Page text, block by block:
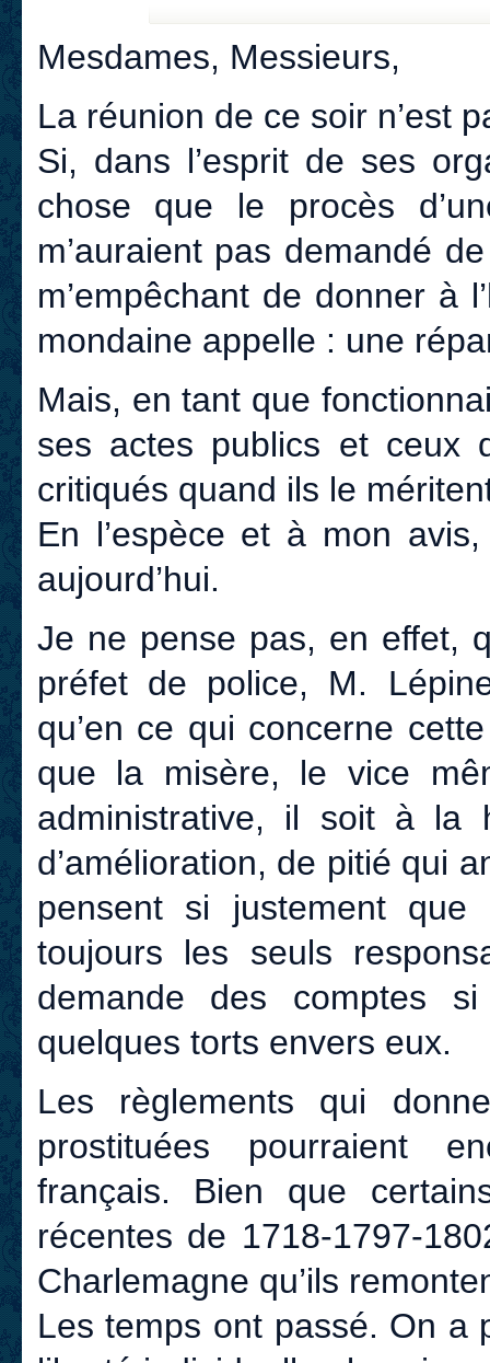
Mesdames, Messieurs,
La réunion de ce soir n’est
Si, dans l’esprit de ses
chose que le procès
m’auraient pas demandé
m’empêchant de donner à
mondaine appelle : une
Mais, en tant que
ses actes publics et ceux
critiqués quand ils le
En l’espèce et à mon
aujourd’hui.
Je ne pense pas, en effet,
préfet de police, M.
qu’en ce qui concerne
que la misère, le vice
administrative, il soit à la
d’amélioration, de pitié qui
pensent si justement
toujours les seuls
demande des comptes
quelques torts envers eux.
Les règlements qui
prostituées pourraient
français. Bien que
récentes de 1718-1797-
Charlemagne qu’ils
Les temps ont passé. On a